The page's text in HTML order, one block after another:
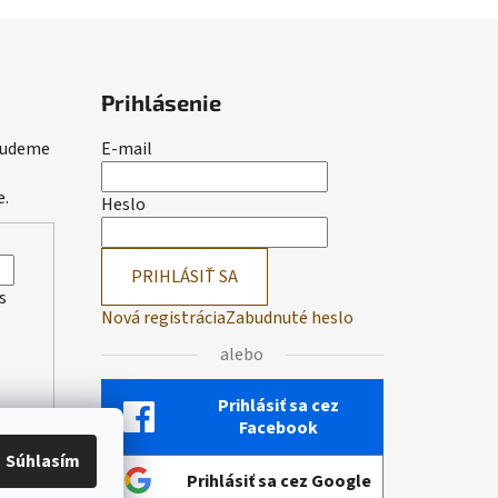
Súhlasím
Prihlásenie
E-mail
Heslo
PRIHLÁSIŤ SA
Nová registráciaZabudnuté heslo
alebo
Prihlásiť sa cez
Facebook
Prihlásiť sa cez Google